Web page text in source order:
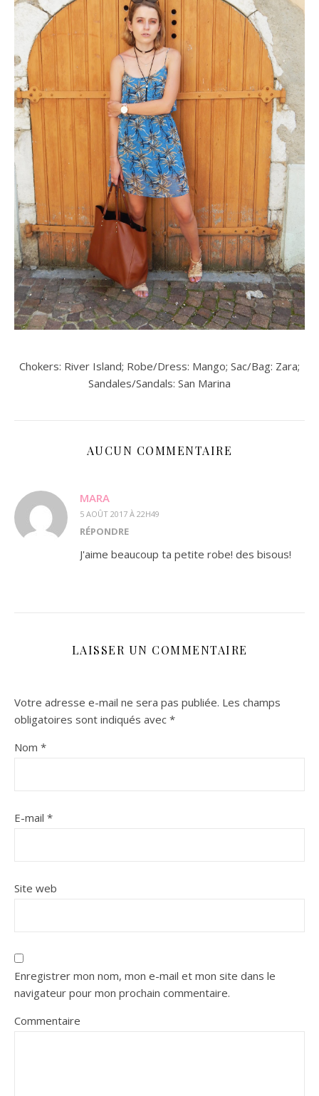
Chokers: River Island; Robe/Dress: Mango; Sac/Bag: Zara;
Sandales/Sandals: San Marina
AUCUN COMMENTAIRE
MARA
5 AOÛT 2017 À 22H49
RÉPONDRE
J'aime beaucoup ta petite robe! des bisous!
LAISSER UN COMMENTAIRE
Votre adresse e-mail ne sera pas publiée. Les champs
obligatoires sont indiqués avec *
Nom *
E-mail *
Site web
Enregistrer mon nom, mon e-mail et mon site dans le
navigateur pour mon prochain commentaire.
Commentaire